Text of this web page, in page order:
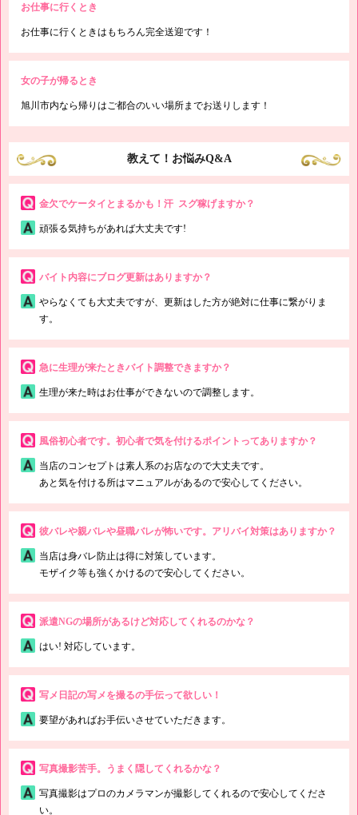
お仕事に行くとき
お仕事に行くときはもちろん完全送迎です！
女の子が帰るとき
旭川市内なら帰りはご都合のいい場所までお送りします！
教えて！お悩みQ&A
金欠でケータイとまるかも！汗 スグ稼げますか？
頑張る気持ちがあれば大丈夫です!
バイト内容にブログ更新はありますか？
やらなくても大丈夫ですが、更新はした方が絶対に仕事に繋がりま
す。
急に生理が来たときバイト調整できますか？
生理が来た時はお仕事ができないので調整します。
風俗初心者です。初心者で気を付けるポイントってありますか？
当店のコンセプトは素人系のお店なので大丈夫です。
あと気を付ける所はマニュアルがあるので安心してください。
彼バレや親バレや昼職バレが怖いです。アリバイ対策はありますか？
当店は身バレ防止は得に対策しています。
モザイク等も強くかけるので安心してください。
派遣NGの場所があるけど対応してくれるのかな？
はい! 対応しています。
写メ日記の写メを撮るの手伝って欲しい！
要望があればお手伝いさせていただきます。
写真撮影苦手。うまく隠してくれるかな？
写真撮影はプロのカメラマンが撮影してくれるので安心してくださ
い。